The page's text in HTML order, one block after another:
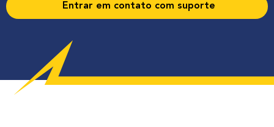
Entrar em contato com suporte